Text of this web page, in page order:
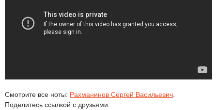
Смотрите все ноты: Рахманинов Сергей Васильевич
Поделитесь ссылкой с друзьями: